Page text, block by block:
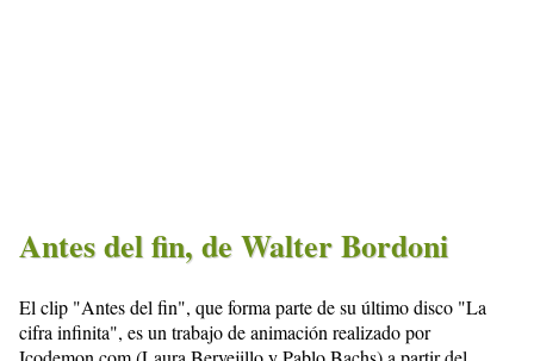
Antes del fin, de Walter Bordoni
El clip "Antes del fin", que forma parte de su último disco "La
cifra infinita", es un trabajo de animación realizado por